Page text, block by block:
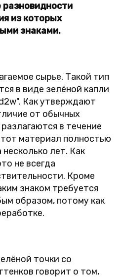
из которых
знаками.
сырье. Такой тип
в виде зелёной капли
Как утверждают
от обычных
в течение
материал полностью
лет. Как
не всегда
Кроме
знаком требуется
образом, потому как
точки со
говорит о том,